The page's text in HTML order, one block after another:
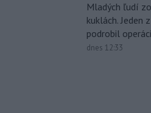
Mladých ľudí
kuklách. Jeden
podrobil
dnes 12:33